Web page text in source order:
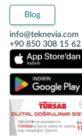
Blog
info@teknevia.com
+90 850 308 15 62